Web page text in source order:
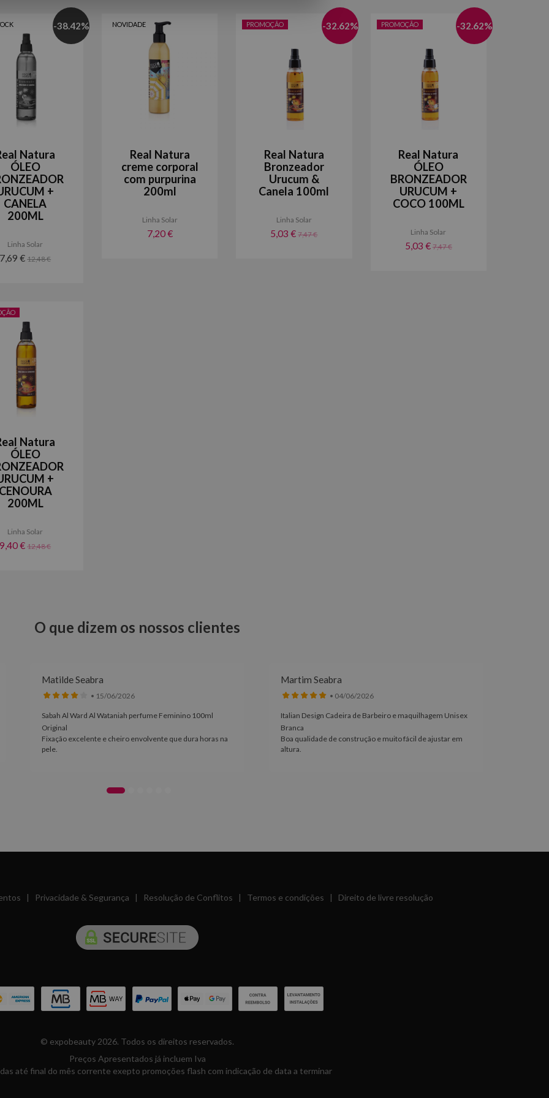
-38.42%
Natura
ÓLEO
+
CANELA
200ML
Linha Solar
7,69 €12,48 €
NOVIDADE
Real Natura
creme corporal
com purpurina
200ml
Linha Solar
7,20 €
-32.62%
PROMOÇÃO
Real Natura
Bronzeador
Urucum &
Canela 100ml
Linha Solar
5,03 €7,47 €
-32.62%
PROMOÇÃO
Real Natura
ÓLEO
BRONZEADOR
URUCUM +
COCO 100ML
Linha Solar
5,03 € 7,47 €
Natura
ÓLEO
+
CENOURA
200ML
Linha Solar
9,40 €12,48 €
O que dizem os nossos clientes
Matilde Seabra
• 15/06/2026
Sabah Al Ward Al Wataniah perfume Feminino 100ml
Original
Fixação excelente e cheiro envolvente que dura horas na
pele.
Martim Seabra
• 04/06/2026
Italian Design Cadeira de Barbeiro e maquilhagem Unisex
Branca
Boa qualidade de construção e muito fácil de ajustar em
altura.
| Privacidade & Segurança | Resolução de Conflitos | Termos e condições | Direito de livre resolução
© expobeauty 2026. Todos os direitos reservados.
Preços Apresentados já incluem Iva
até final do mês corrente exepto promoções flash com indicação de data a terminar